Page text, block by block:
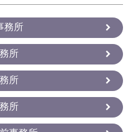
務所
所
所
所